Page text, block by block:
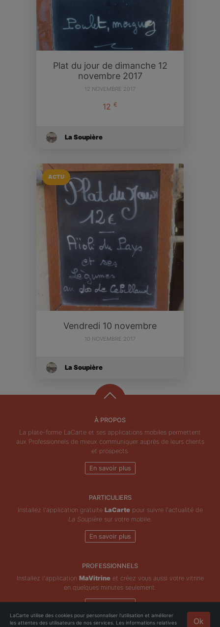
Plat du jour de dimanche 12
novembre 2017
12 NOVEMBRE 2017
12 €
La Soupière
ACTU
Vendredi 10 novembre
10 NOVEMBRE 2017
La Soupière
À PROPOS
La plate-forme LaCarte et ses applications mobiles permettent
aux Professionnels de mieux communiquer auprès de leurs clients
et prospects.
En savoir plus
PARTICULIERS
Installez l'application gratuite LaCartepour suivre l'actualité de
La Soupière sur votre mobile.
En savoir plus
PROFESSIONNELS
Installez l'application MaVitrineet créez vous aussi votre vitrine
en quelques minutes seulement.
En savoir plus
Copyright © ZeMAP 2026 - Tous droits réservés. Ok
LaCarte utilise des cookies pour personnaliser l'utilisation et améliorer
les attentes des utilisateurs de nos services. Les informations relatives